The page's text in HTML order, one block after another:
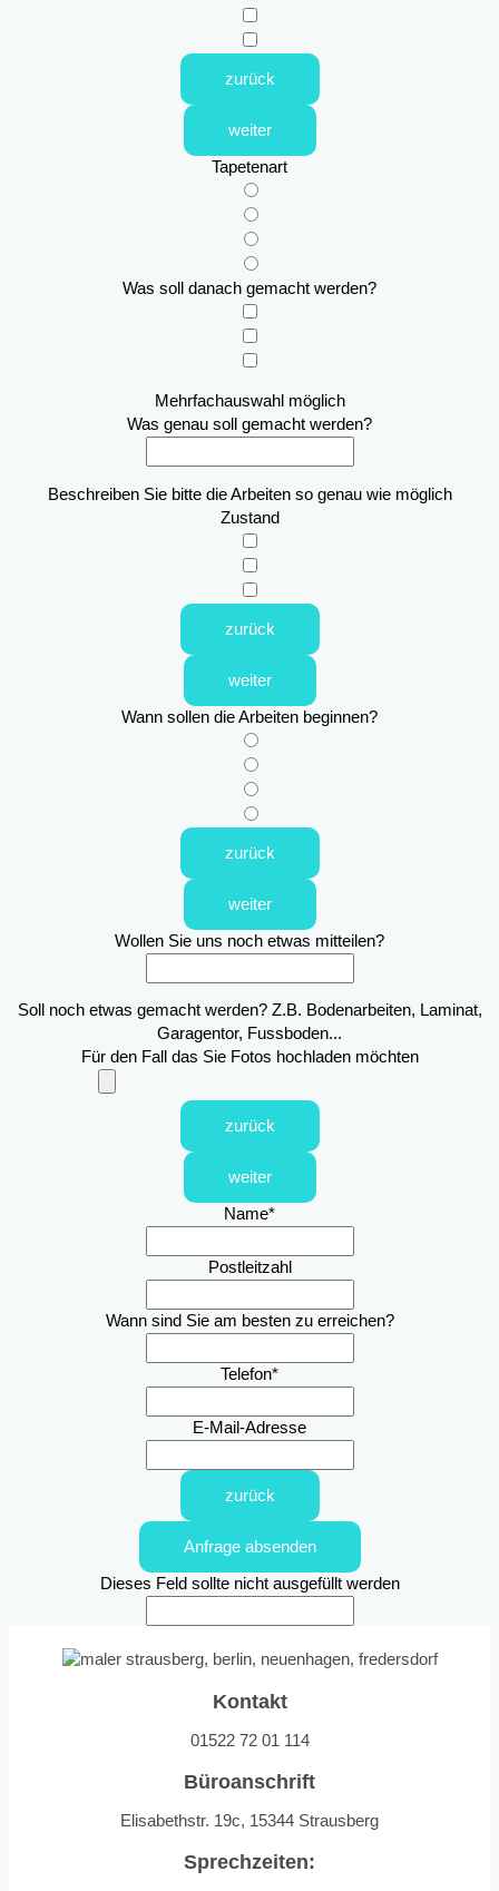
zurück
weiter
Tapetenart
Was soll danach gemacht werden?
Mehrfachauswahl möglich
Was genau soll gemacht werden?
Beschreiben Sie bitte die Arbeiten so genau wie möglich
Zustand
zurück
weiter
Wann sollen die Arbeiten beginnen?
zurück
weiter
Wollen Sie uns noch etwas mitteilen?
Soll noch etwas gemacht werden? Z.B. Bodenarbeiten, Laminat,
Garagentor, Fussboden...
Für den Fall das Sie Fotos hochladen möchten
zurück
weiter
Name*
Postleitzahl
Wann sind Sie am besten zu erreichen?
Telefon*
E-Mail-Adresse
zurück
Anfrage absenden
Dieses Feld sollte nicht ausgefüllt werden
Kontakt
01522 72 01 114
Büroanschrift
Elisabethstr. 19c, 15344 Strausberg
Sprechzeiten: